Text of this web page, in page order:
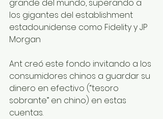
grande del mundo, superando a
los gigantes del establishment
estadounidense como Fidelity y JP
Morgan
Ant creó este fondo invitando a los
consumidores chinos a guardar su
dinero en efectivo (“tesoro
sobrante” en chino) en estas
cuentas.